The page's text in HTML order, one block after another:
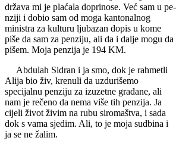
država mi je plaćala do­prinose. Već sam u pe­
nziji i dobio sam od mo­ga kantonalnog
ministra za kulturu ljubazan do­pis u kome
piše da sam za penziju, ali da i dalje mogu da
pišem. Moja penzija je 194 KM.
Abdulah Sidran i ja smo, dok je rahmetli
Alija bio živ, krenuli da uzdurišemo
specijalnu penziju za izuzetne građane, ali
nam je rečeno da nema više tih penzija. Ja
cijeli život živim na rubu siromaštva, i sada
dok s vama sjedim. Ali, to je moja sudbina i
ja se ne žalim.